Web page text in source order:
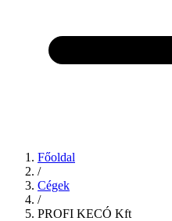
Főoldal
/
Cégek
/
PROFI KECÓ Kft